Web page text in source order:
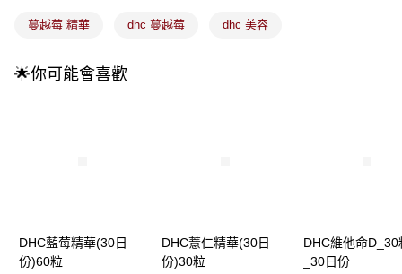
用戶於交易時，得透過本服務購買商品或服務，並由商店將買賣／分期付款
資料（包含姓名、電話或地址）提供予台灣大哥大進項蒐集、處理及利用，
每筆NT$100，滿NT$899(含以上)免運費
宅配
蔓越莓 精華 dhc 蔓越莓 dhc 美容
🌟你可能會喜歡
DHC藍莓精華(30日
份)60粒
DHC薏仁精華(30日
份)30粒
DHC維他命D_30
_30日份